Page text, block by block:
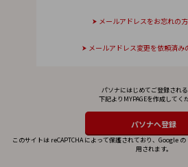
メールアドレスをお忘れの
メールアドレス変更を依頼済み
パソナにはじめてご登録される
下記よりMYPAGEを作成してく
このサイトは reCAPTCHA によって保護されており、Google の
用されます。